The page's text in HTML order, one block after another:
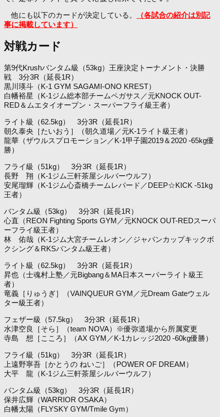
他にも以下のカードが決定している。
（各試合の紹介は別記
事に掲載しています）
対戦カード
第9代Krushバンタム級（53kg）王座決定トーナメント・決勝
戦 3分3R（延長1R）
黒川瑛斗（K-1 GYM SAGAMI-ONO KREST）
白幡裕星（K-1ジム総本部チームペガサス／元KNOCK OUT-
RED＆ムエタイオープン・スーパーフライ級王者）
ライト級（62.5kg） 3分3R（延長1R）
朝久泰央［たいおう］（朝久道場／元K-1ライト級王者）
龍華（ザウルスプロモーション／K-1甲子園2019＆2020 -65kg優
勝）
フライ級（51kg） 3分3R（延長1R）
長野 翔（K-1ジム三軒茶屋シルバーウルフ）
安尾瑠輝（K-1ジム心斎橋チームレパード／DEEP☆KICK -51kg
王者）
バンタム級（53kg） 3分3R（延長1R）
心直（REON Fighting Sports GYM／元KNOCK OUT-REDスーパ
ーフライ級王者）
林 佑哉（K-1ジム大宮チームレオン／ジャパンカップキックボ
クシング＆RKSバンタム級王者）
ライト級（62.5kg） 3分3R（延長1R）
昇也（士魂村上塾／元Bigbang＆MA日本スーパーライト級王
者）
竜義［りゅうぎ］（VAINQUEUR GYM／元Dream Gateウェル
ター級王者）
フェザー級（57.5kg） 3分3R（延長1R）
水津空良［そら］（team NOVA）※優弥道場から所属変更
寺島 想［こころ］（AX GYM／K-1カレッジ2020 -60kg優勝）
フライ級（51kg） 3分3R（延長1R）
上遠野寧吾［かとうの ねいご］（POWER OF DREAM）
大平 龍（K-1ジム三軒茶屋シルバーウルフ）
バンタム級（53kg） 3分3R（延長1R）
保井広輝（WARRIOR OSAKA）
白幡太陽（FLYSKY GYM/Tmile Gym）